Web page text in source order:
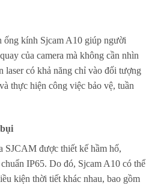
ống kính Sjcam A10 giúp người
của camera mà không cần nhìn
laser có khả năng chỉ vào đối tượng
thực hiện công việc bảo vệ, tuần
SJCAM được thiết kế hầm hố,
IP65. Do đó, Sjcam A10 có thể
kiện thời tiết khác nhau, bao gồm